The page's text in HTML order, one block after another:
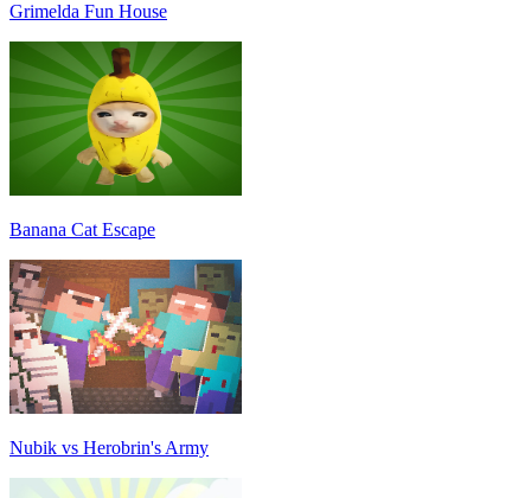
Grimelda Fun House
Banana Cat Escape
Nubik vs Herobrin's Army